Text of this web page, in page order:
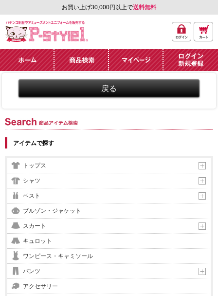
お買い上げ30,000円以上で送料無料
ーズメントユニフォー
ム通販「P-style 1」.
イン
ト
商品アイテム検索
アイテムで探す
トップス
シャツ
ベスト
ブルゾン・ジャケット
スカート
キュロット
ワンピース・キャミソール
パンツ
アクセサリー